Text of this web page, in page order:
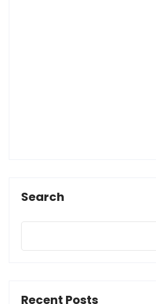
Search
Recent Posts